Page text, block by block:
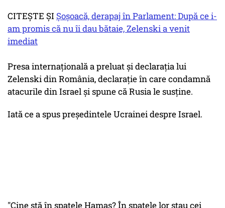
CITEŞTE ŞI Șoșoacă, derapaj în Parlament: După ce i-
am promis că nu îi dau bătaie, Zelenski a venit
imediat
Presa internațională a preluat și declarația lui
Zelenski din România, declarație în care condamnă
atacurile din Israel și spune că Rusia le susține.
Iată ce a spus preşedintele Ucrainei despre Israel.
"Cine stă în spatele Hamas? În spatele lor stau cei